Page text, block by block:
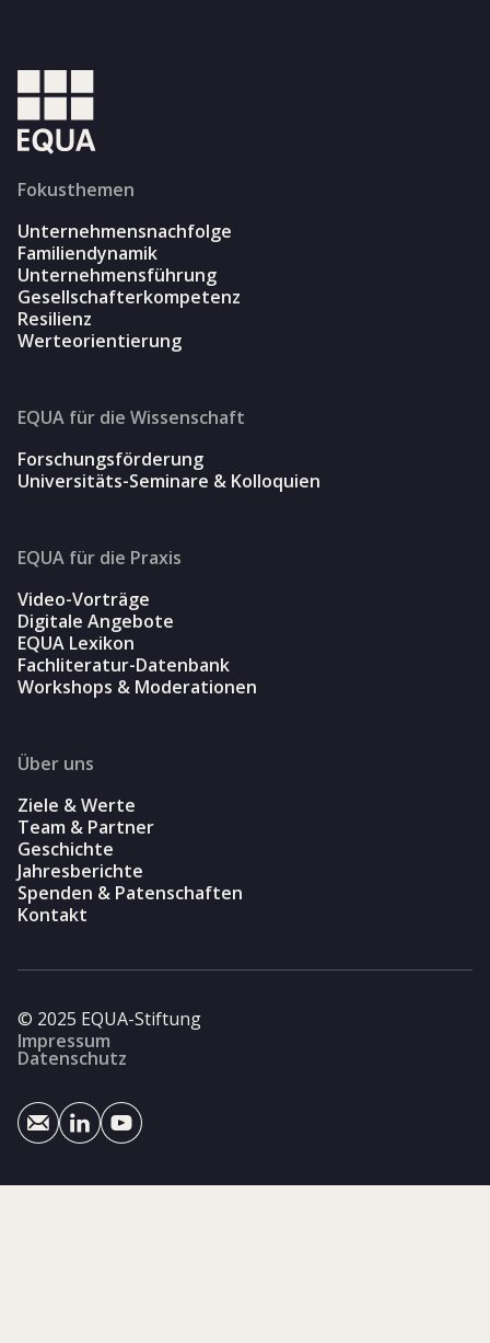
Fokusthemen
Unternehmensnachfolge
Familiendynamik
Unternehmensführung
Gesellschafterkompetenz
Resilienz
Werteorientierung
EQUA für die Wissenschaft
Forschungsförderung
Universitäts-Seminare & Kolloquien
EQUA für die Praxis
Video-Vorträge
Digitale Angebote
EQUA Lexikon
Fachliteratur-Datenbank
Workshops & Moderationen
Über uns
Ziele & Werte
Team & Partner
Geschichte
Jahresberichte
Spenden & Patenschaften
Kontakt
© 2025 EQUA-Stiftung
Impressum
Datenschutz